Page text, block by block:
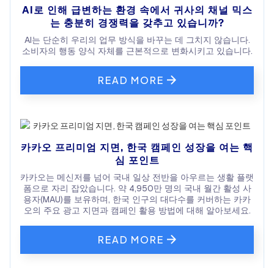
AI로 인해 급변하는 환경 속에서 귀사의 채널 믹스
는 충분히 경쟁력을 갖추고 있습니까?
AI는 단순히 우리의 업무 방식을 바꾸는 데 그치지 않습니다.
소비자의 행동 양식 자체를 근본적으로 변화시키고 있습니다.
READ MORE
카카오 프리미엄 지면, 한국 캠페인 성장을 여는 핵
심 포인트
카카오는 메신저를 넘어 국내 일상 전반을 아우르는 생활 플랫
폼으로 자리 잡았습니다. 약 4,950만 명의 국내 월간 활성 사
용자(MAU)를 보유하며, 한국 인구의 대다수를 커버하는 카카
오의 주요 광고 지면과 캠페인 활용 방법에 대해 알아보세요.
READ MORE